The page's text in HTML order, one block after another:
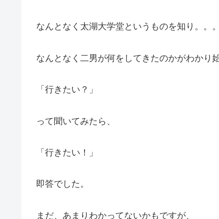
なんとなく太湖大学堂というものを知り。。。
なんとなく二男が何をしてきたのかがわかり
「行きたい？」
って聞いてみたら、
「行きたい！」
即答でした。
まだ、あまりわかってないかもですが、